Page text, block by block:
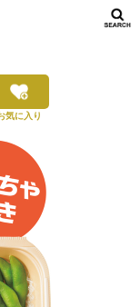
気に入り